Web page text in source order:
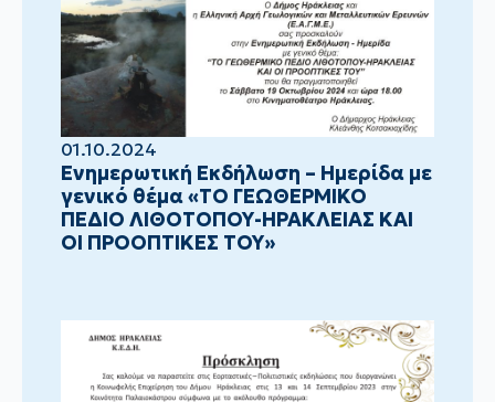
01.10.2024
Ενημερωτική Εκδήλωση – Ημερίδα με
γενικό θέμα «ΤΟ ΓΕΩΘΕΡΜΙΚΟ
ΠΕΔΙΟ ΛΙΘΟΤΟΠΟΥ-ΗΡΑΚΛΕΙΑΣ ΚΑΙ
ΟΙ ΠΡΟΟΠΤΙΚΕΣ ΤΟΥ»